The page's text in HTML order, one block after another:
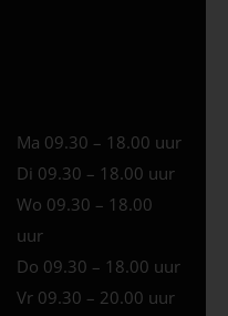
Ma 09.30 – 18.00 uur
Di 09.30 – 18.00 uur
Wo 09.30 – 18.00
uur
Do 09.30 – 18.00 uur
Vr 09.30 – 20.00 uur